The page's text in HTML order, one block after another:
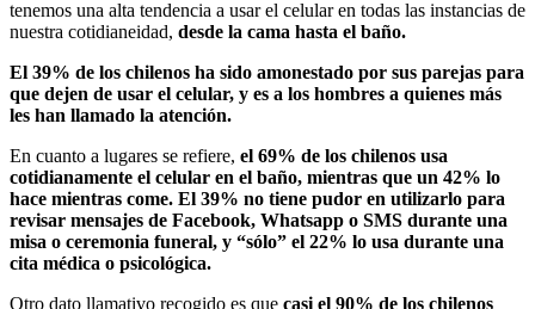
tenemos una alta tendencia a usar el celular en todas las instancias de
nuestra cotidianeidad, desde la cama hasta el baño.
El 39% de los chilenos ha sido amonestado por sus parejas para
que dejen de usar el celular, y es a los hombres a quienes más
les han llamado la atención.
En cuanto a lugares se refiere, el 69% de los chilenos usa
cotidianamente el celular en el baño, mientras que un 42% lo
hace mientras come. El 39% no tiene pudor en utilizarlo para
revisar mensajes de Facebook, Whatsapp o SMS durante una
misa o ceremonia funeral, y “sólo” el 22% lo usa durante una
cita médica o psicológica.
Otro dato llamativo recogido es que casi el 90% de los chilenos